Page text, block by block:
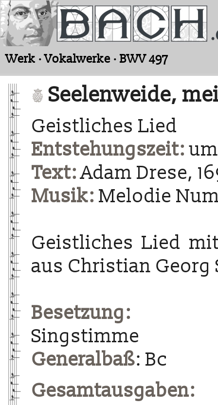
Werk · Vokalwerke · BWV 497
Seelenweide,
Geistliches Lied
Entstehungszeit:
Text:Adam Drese,
Musik: Melodie
Geistliches Lied
aus Christian
Besetzung:
Singstimme
Generalbaß: Bc
Gesamtausgaben: